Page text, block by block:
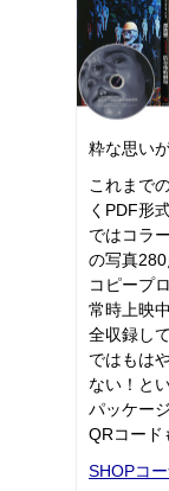
粋な思い
これまで
くPDF形
ではコラ
の写真
コピープ
常時上映
全収録し
ではもは
ない！と
パッケー
QRコード
SHOPコ